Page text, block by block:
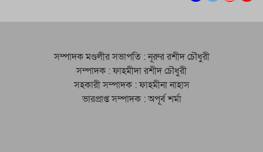
সম্পাদক মণ্ডলীর সভাপতি : নূরুর রশীদ চৌধুরী
সম্পাদক : ফাহমীদা রশীদ চৌধুরী
সহকারী সম্পাদক : ফাহমীনা নাহাস
ভারপ্রাপ্ত সম্পাদক : অপূর্ব শর্মা